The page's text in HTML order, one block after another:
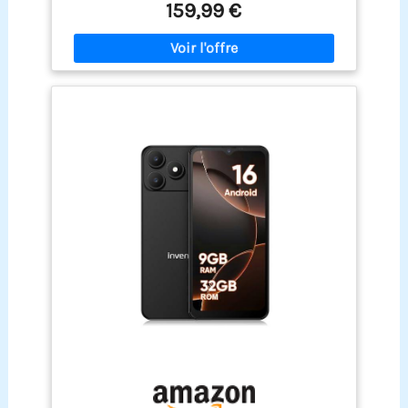
réseaux sociaux et la navigation quotidienne.
L’affichage immersif améliore la sensation
visuelle tout en restant agréable pour un usage
prolongé comme téléphone portable principal ou
secondaire.
【Performance fluide avec 12Go de
5G, ce smartphone Android assure une utilisation
fluide pour les applications quotidiennes, le
multitâche et les jeux légers. Il offre une
expérience stable et réactive sans
ralentissement, idéale pour un usage moderne du
【Stockage massif
128Go + extension jusqu’à 2To】 Ce téléphone
portable pas cher offre 128Go de stockage interne
avec support carte TF jusqu’à 2To. Vous pouvez
stocker facilement photos, vidéos HD,
autonomie longue durée + charge 18W】 Avec sa
batterie 5000mAh, ce telephone portable 5G
159,99 €